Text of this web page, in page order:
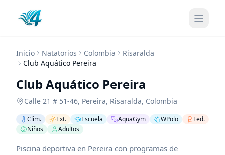
Inicio Natatorios Colombia
Risaralda
Club Aquático Pereira
Club Aquático Pereira
Calle 21 # 51-46, Pereira, Risaralda, Colombia
Clim. Ext. Escuela AquaGym WPolo
Fed.
Niños
Adultos
Piscina deportiva en Pereira con programas de